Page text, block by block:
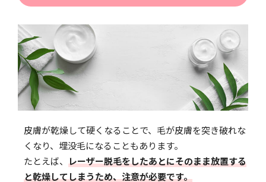
皮膚が乾燥して硬くなることで、毛が皮膚を突き破れな
くなり、埋没毛になることもあります。
たとえば、 レーザー脱毛をしたあとにそのまま放置する
と乾燥してしまうため、注意が必要です。